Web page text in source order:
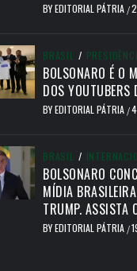
BYEDITORIAL PÁTRIA /
BRASIL /
BOLSONARO É O
DOS YOUTUBERS
BYEDITORIAL PÁTRIA /
BRASIL /
BOLSONARO
MÍDIA
TRUMP. ASSISTA
BYEDITORIAL PÁTRIA /